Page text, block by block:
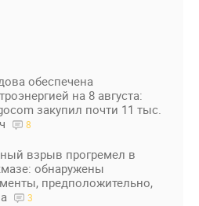
обеспечена
на 8 августа:
закупил почти 11 тыс.
8
взрыв прогремел в
обнаружены
предположительно,
3